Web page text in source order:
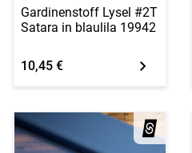
Gardinenstoff Lysel #2T
Satara in blaulila 19942
10,45 €